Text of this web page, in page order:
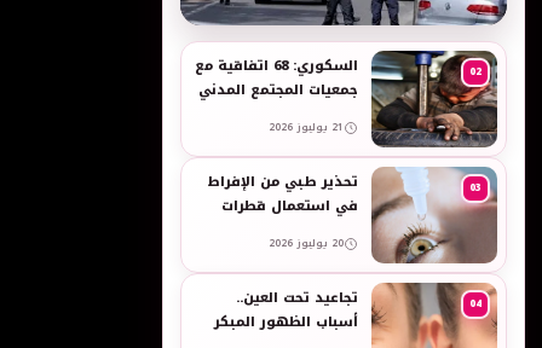
به
02
السكوري: 68 اتفاقية مع
جمعيات المجتمع المدني
والنساء في العمل
21 يوليوز 2026
03
تحذير طبي من الإفراط
في استعمال قطرات
المضيقة للأوعية
20 يوليوز 2026
04
تجاعيد تحت العين..
أسباب الظهور المبكر